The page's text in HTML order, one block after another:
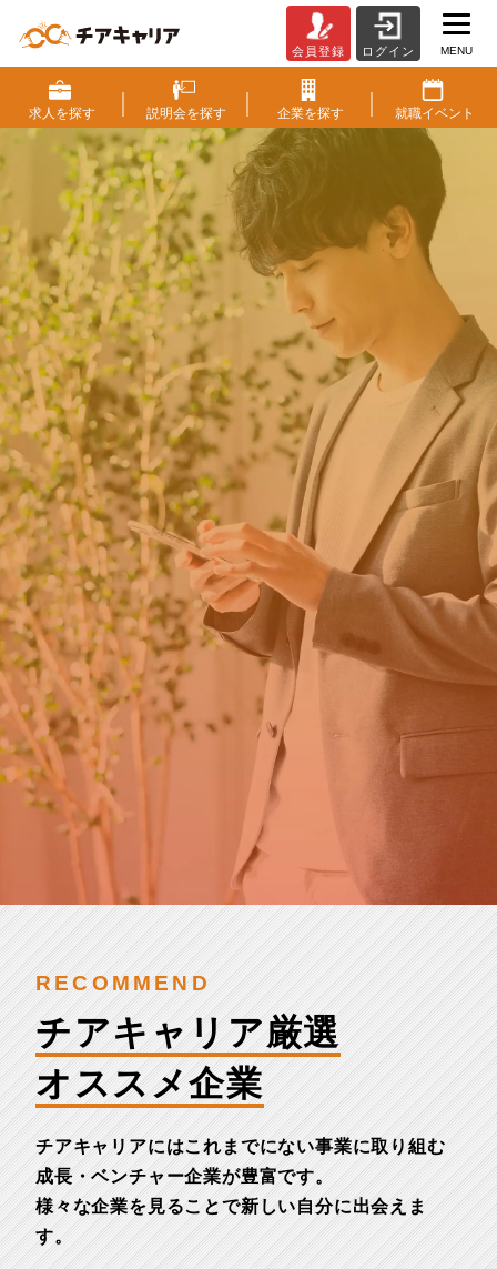
ア
キ
ャ
リ
ア
（CheerCareer）
|
ベ
ン
チ
ャ
ー・
成
長
企
業
と
ス
カ
ウ
ト
就
活
会員登録 ログイン MENU
求人を探す 説明会を探す 企業を探す 就職イベント
働くにワクワクを。
人生にもっと潤いを。
成長企業・ベンチャー企業から
スカウトが届く求人情報サイト
すぐに出来る会員登録
新卒の方はこちら
第二新卒・転職の方はこちら
チアキャリアとは
SCROLL
RECOMMEND
チアキャリア厳選
オススメ企業
チアキャリアにはこれまでにない事業に取り組む
成長・ベンチャー企業が豊富です。
様々な企業を見ることで新しい自分に出会えま
す。